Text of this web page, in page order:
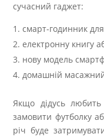
сучасний гаджет:
смарт-годинник
електронну книгу
нову модель
домашній
Якщо дідусь
замовити футболку
річ буде